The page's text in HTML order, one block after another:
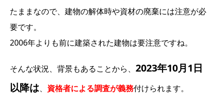
たままなので、建物の解体時や資材の廃棄には注意が必
要です。
2006年よりも前に建築された建物は要注意ですね。
そんな状況、背景もあることから、 2023年10月1日
以降は、 資格者による調査が義務付けられます。